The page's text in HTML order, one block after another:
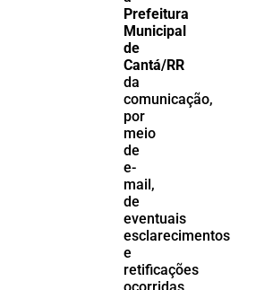
Prefeitura
Municipal
de
Cantá/RR
da
comunicação,
por
meio
de
e-
mail,
de
eventuais
esclarecimentos
e
retificações